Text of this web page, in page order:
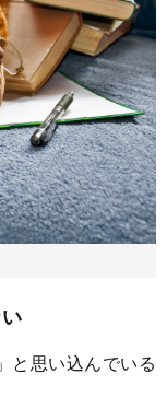
と思い込んでいる